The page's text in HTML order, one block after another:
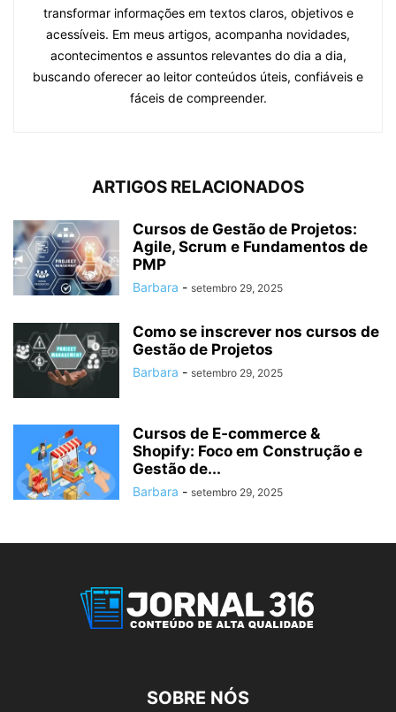
transformar informações em textos claros, objetivos e
acessíveis. Em meus artigos, acompanha novidades,
acontecimentos e assuntos relevantes do dia a dia,
buscando oferecer ao leitor conteúdos úteis, confiáveis e
fáceis de compreender.
ARTIGOS RELACIONADOS
Cursos de Gestão de Projetos:
Agile, Scrum e Fundamentos de
PMP
Barbara - setembro 29, 2025
Como se inscrever nos cursos de
Gestão de Projetos
Barbara - setembro 29, 2025
Cursos de E‑commerce &
Shopify: Foco em Construção e
Gestão de...
Barbara - setembro 29, 2025
SOBRE NÓS